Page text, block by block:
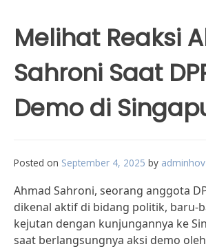
Melihat Reaksi
Sahroni Saat
Demo di
Posted on September 4, 2025 by adminhov
Ahmad Sahroni, seorang anggota
dikenal aktif di bidang politik, baru-
kejutan dengan kunjungannya ke
saat berlangsungnya aksi demo